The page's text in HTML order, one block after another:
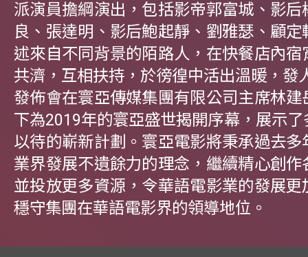
派演員擔綱演出，包括影帝郭富城、影后
良、張達明、影后鮑起靜、劉雅瑟、顧
述來自不同背景的陌路人，在快餐店內宿
共濟，互相扶持，於徬徨中活出溫暖，發
發佈會在寰亞傳媒集團有限公司主席林建
下為2019年的寰亞盛世揭開序幕，展示
以待的嶄新計劃。寰亞電影將秉承過去多
業界發展不遺餘力的理念，繼續精心創作
並投放更多資源，令華語電影業的發展更
穩守集團在華語電影界的領導地位。